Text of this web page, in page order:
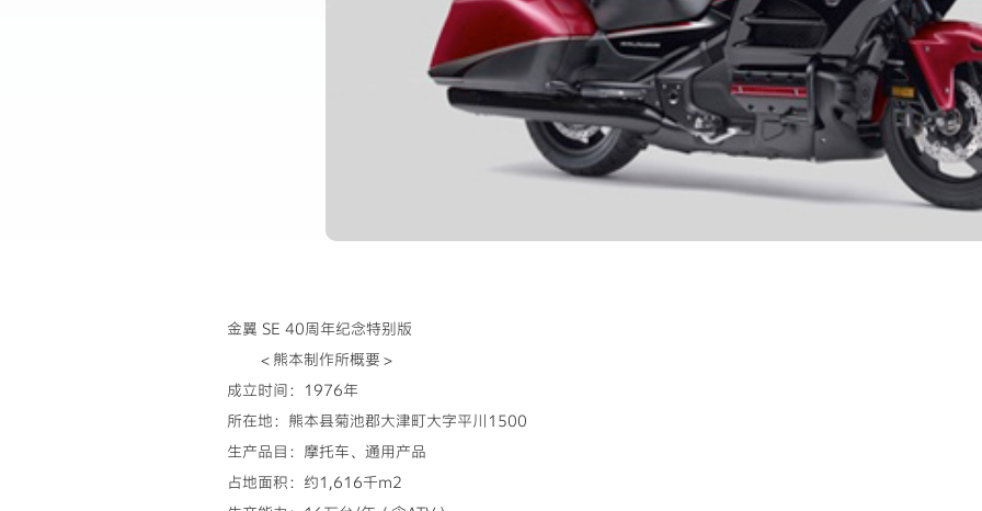
金翼 SE 40周年纪念特别版
＜熊本制作所概要＞
成立时间：1976年
所在地：熊本县菊池郡大津町大字平川1500
生产品目：摩托车、通用产品
占地面积：约1,616千m2